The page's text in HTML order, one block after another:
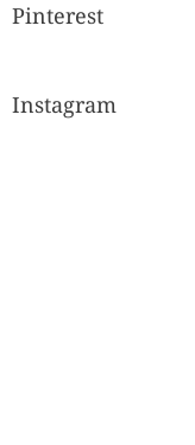
Pinterest
Instagram